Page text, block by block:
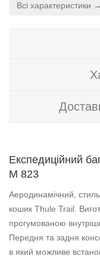
Всі характеристики →
Експедиційний
M 823
Аеродинамічний,
кошик Thule Trail.
прогумованою
Передня та задня
в який можливе